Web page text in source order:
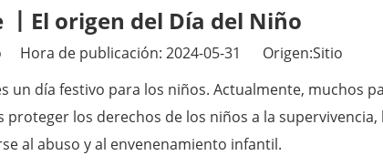
丨El origen del Día del Niño
Hora de publicación: 2024-05-31 Origen:Sitio
un día festivo para los niños. Actualmente, muchos
los derechos de los niños a la supervivencia,
al abuso y al envenenamiento infantil.